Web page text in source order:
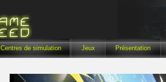
Centres de simulation Jeux Présentation